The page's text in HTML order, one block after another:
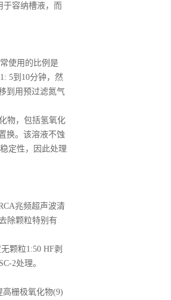
于容纳槽液，而
使用的比例是
5到10分钟，然
到用预过滤氮气
物，包括氢氧化
换。该溶液不蚀
定性，因此处理
兆频超声波清
除颗粒特别有
颗粒1:50 HF剥
2处理。
高栅极氧化物(9)